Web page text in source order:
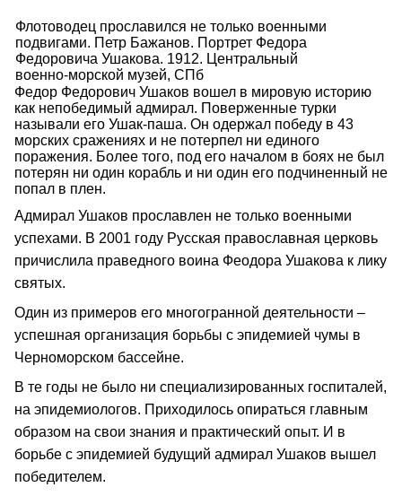
Флотоводец прославился не только военными
подвигами. Петр Бажанов. Портрет Федора
Федоровича Ушакова. 1912. Центральный
военно-морской музей, СПб
Федор Федорович Ушаков вошел в мировую историю
как непобедимый адмирал. Поверженные турки
называли его Ушак-паша. Он одержал победу в 43
морских сражениях и не потерпел ни единого
поражения. Более того, под его началом в боях не был
потерян ни один корабль и ни один его подчиненный не
попал в плен.
Адмирал Ушаков прославлен не только военными
успехами. В 2001 году Русская православная церковь
причислила праведного воина Феодора Ушакова к лику
святых.
Один из примеров его многогранной деятельности –
успешная организация борьбы с эпидемией чумы в
Черноморском бассейне.
В те годы не было ни специализированных госпиталей,
на эпидемиологов. Приходилось опираться главным
образом на свои знания и практический опыт. И в
борьбе с эпидемией будущий адмирал Ушаков вышел
победителем.